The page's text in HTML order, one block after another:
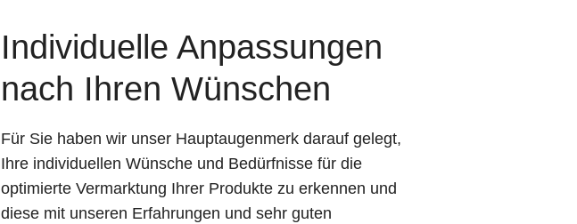
Individuelle Anpassungen
nach Ihren Wünschen
Für Sie haben wir unser Hauptaugenmerk darauf gelegt,
Ihre individuellen Wünsche und Bedürfnisse für die
optimierte Vermarktung Ihrer Produkte zu erkennen und
diese mit unseren Erfahrungen und sehr guten